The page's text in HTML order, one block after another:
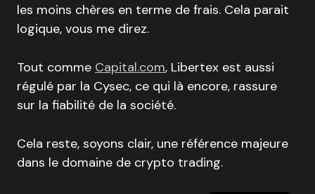
les moins chères en terme de frais. Cela parait
logique, vous me direz.
Tout comme Capital.com, Libertex est aussi
régulé par la Cysec, ce qui là encore, rassure
sur la fiabilité de la société.
Cela reste, soyons clair, une référence majeure
dans le domaine de crypto trading.